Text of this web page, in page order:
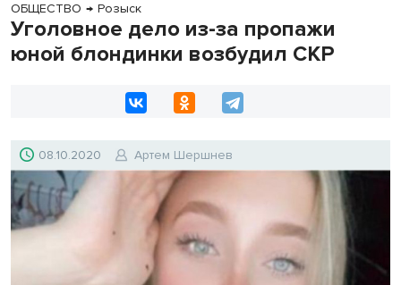
ОБЩЕСТВО → Розыск
Уголовное дело из-за пропажи
юной блондинки возбудил СКР
08.10.2020 Артем Шершнев